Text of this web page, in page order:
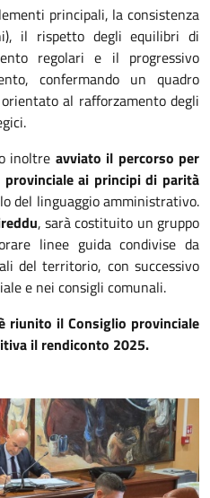
principali, la consistenza
il rispetto degli equilibri di
regolari e il progressivo
confermando un quadro
al rafforzamento degli
inoltre avviato il percorso per
provinciale ai principi di parità
del linguaggio amministrativo.
, sarà costituito un gruppo
linee guida condivise da
del territorio, con successivo
e nei consigli comunali.
riunito il Consiglio provinciale
il rendiconto 2025.